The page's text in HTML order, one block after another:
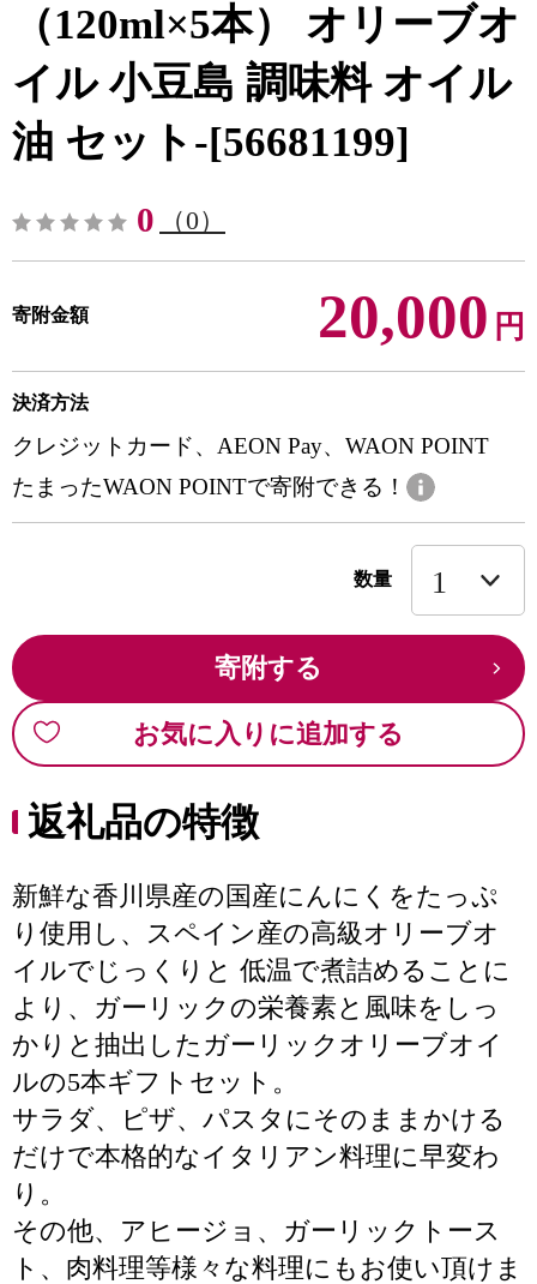
（120ml×5本） オリーブオ
イル 小豆島 調味料 オイル
油 セット-[56681199]
0 （0）
寄附金額 20,000 円
決済方法
クレジットカード、AEON Pay、WAON POINT
たまったWAON POINTで寄附できる！
数量
寄附する
お気に入りに追加する
返礼品の特徴
新鮮な香川県産の国産にんにくをたっぷ
り使用し、スペイン産の高級オリーブオ
イルでじっくりと 低温で煮詰めることに
より、ガーリックの栄養素と風味をしっ
かりと抽出したガーリックオリーブオイ
ルの5本ギフトセット。
サラダ、ピザ、パスタにそのままかける
だけで本格的なイタリアン料理に早変わ
り。
その他、アヒージョ、ガーリックトース
ト、肉料理等様々な料理にもお使い頂けま